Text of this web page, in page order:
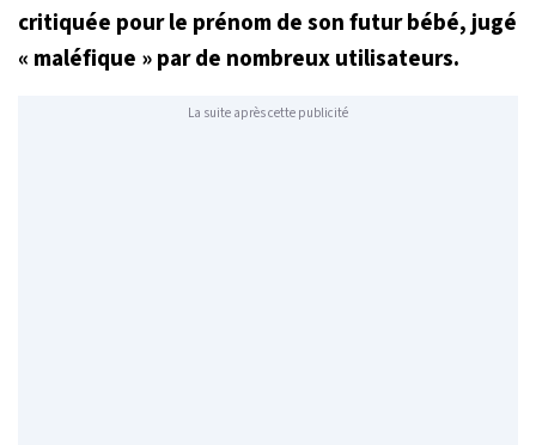
critiquée pour le prénom de son futur bébé, jugé
« maléfique » par de nombreux utilisateurs.
La suite après cette publicité